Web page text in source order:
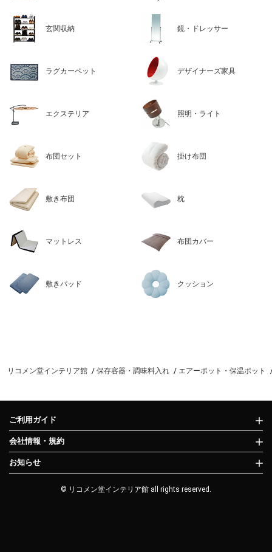
玄関収納 鏡・ドレッサー
ラグカーペット デザイナーズ家具
エクステリア 照明・ライト
布団セット 掛け布団
敷き布団 枕
マットレス 布団カバー
敷きパッド クッション
リコメン堂インテリア館 保存容器・調味料入れ エアーポット・保温ポット
ご利用ガイド
会社情報・規約
お知らせ
© リコメン堂インテリア館 all rights reserved.